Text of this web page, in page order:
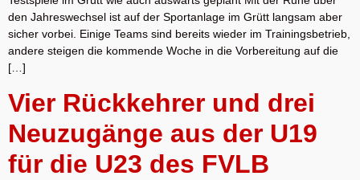
den Jahreswechsel ist auf der Sportanlage im Grütt langsam aber
sicher vorbei. Einige Teams sind bereits wieder im Trainingsbetrieb,
andere steigen die kommende Woche in die Vorbereitung auf die
[…]
Vier Rückkehrer und drei
Neuzugänge aus der U19
für die U23 des FVLB